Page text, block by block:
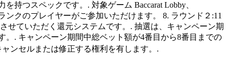
持つスペックです。. 対象ゲーム Baccarat Lobby、
クのプレイヤーがご参加いただけます。 8. ラウンド２:11
せていただく還元システムです。. 抽選は、キャンペーン期
. キャンペーン期間中総ベット額が4番目から8番目までの
ンセルまたは修正する権利を有します。.